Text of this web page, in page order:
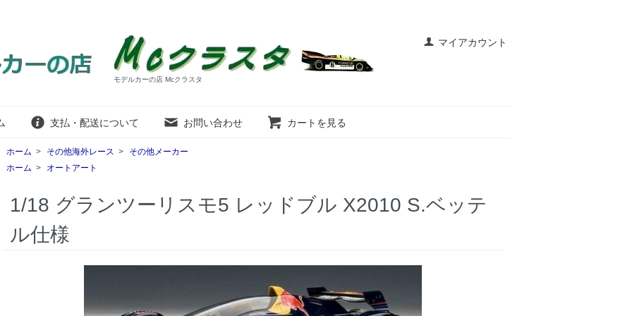
マイアカウント
モデルカーの店 Mcクラスタ
支払・配送について お問い合わせ カートを見る
ホーム > その他海外レース >
その他メーカー
ホーム > オートアート
1/18 グランツーリスモ5 レッドブル X2010 S.ベッテ
ル仕様